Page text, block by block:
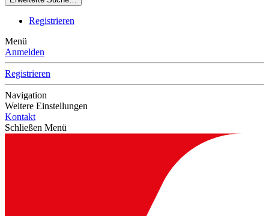
Registrieren
Menü
Anmelden
Registrieren
Navigation
Weitere Einstellungen
Kontakt
Schließen Menü